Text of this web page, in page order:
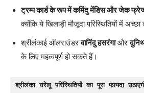
ट्रम्प कार्ड के रूप में कमिंदु मेंडिस और जेक
क्योंकि ये खिलाड़ी मौजूदा परिस्थितियों में
श्रीलंकाई ऑलराउंडरवानिंदु हसरंगाऔर
के लिए महत्वपूर्ण हो सकते हैं।
श्रीलंका घरेलू परिस्थितियों का पूरा फायदा